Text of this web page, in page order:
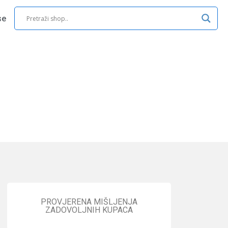
PROVJERENA MIŠLJENJA
ZADOVOLJNIH KUPACA